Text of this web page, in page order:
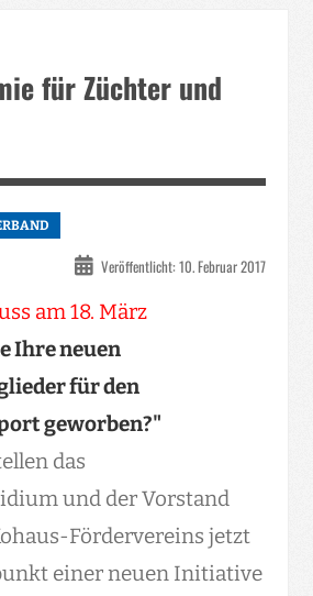
für Züchter und
Veröffentlicht: 10. Februar 2017
am 18. März
Ihre neuen
für den
geworben?"
das
und der Vorstand
Fördervereins jetzt
einer neuen Initiative